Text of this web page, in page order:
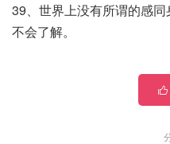
39、世界上没有所谓的感
不会了解。
